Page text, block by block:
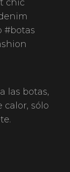
las botas,
calor, sólo